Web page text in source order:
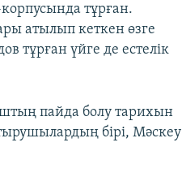
тұрған.
атылып кеткен өзге
тұрған үйге де естелік
пайда болу тарихын
бірі, Мәскеу